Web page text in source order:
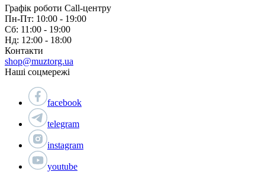
Графік роботи Call-центру
Пн-Пт: 10:00 - 19:00
Сб: 11:00 - 19:00
Нд: 12:00 - 18:00
Контакти
shop@muztorg.ua
Наші соцмережі
facebook
telegram
instagram
youtube